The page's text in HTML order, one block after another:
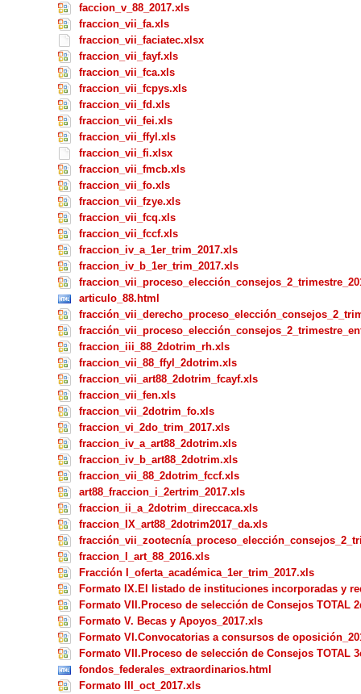
faccion_v_88_2017.xls
fraccion_vii_fa.xls
fraccion_vii_faciatec.xlsx
fraccion_vii_fayf.xls
fraccion_vii_fca.xls
fraccion_vii_fcpys.xls
fraccion_vii_fd.xls
fraccion_vii_fei.xls
fraccion_vii_ffyl.xls
fraccion_vii_fi.xlsx
fraccion_vii_fmcb.xls
fraccion_vii_fo.xls
fraccion_vii_fzye.xls
fraccion_vii_fcq.xls
fraccion_vii_fccf.xls
fraccion_iv_a_1er_trim_2017.xls
fraccion_iv_b_1er_trim_2017.xls
articulo_88.html
fraccion_iii_88_2dotrim_rh.xls
fraccion_vii_88_ffyl_2dotrim.xls
fraccion_vii_art88_2dotrim_fcayf.xls
fraccion_vii_fen.xls
fraccion_vii_2dotrim_fo.xls
fraccion_vi_2do_trim_2017.xls
fraccion_iv_a_art88_2dotrim.xls
fraccion_iv_b_art88_2dotrim.xls
fraccion_vii_88_2dotrim_fccf.xls
art88_fraccion_i_2ertrim_2017.xls
fraccion_ii_a_2dotrim_direccaca.xls
fraccion_IX_art88_2dotrim2017_da.xls
fraccion_l_art_88_2016.xls
Fracción I_oferta_académica_1er_trim_2017.xls
Formato IX.El listado de instituciones incorporadas y
Formato VII.Proceso de selección de Consejos TOTAL
Formato V. Becas y Apoyos_2017.xls
Formato VI.Convocatorias a consursos de
Formato VII.Proceso de selección de Consejos TOTAL
fondos_federales_extraordinarios.html
Formato III_oct_2017.xls